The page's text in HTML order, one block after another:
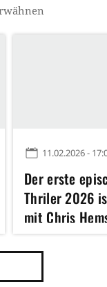
11.02.2026 -
Der erste
Thriler 2026
mit Chris
Ruffalo bietet
Unterhaltung,
Schwäche